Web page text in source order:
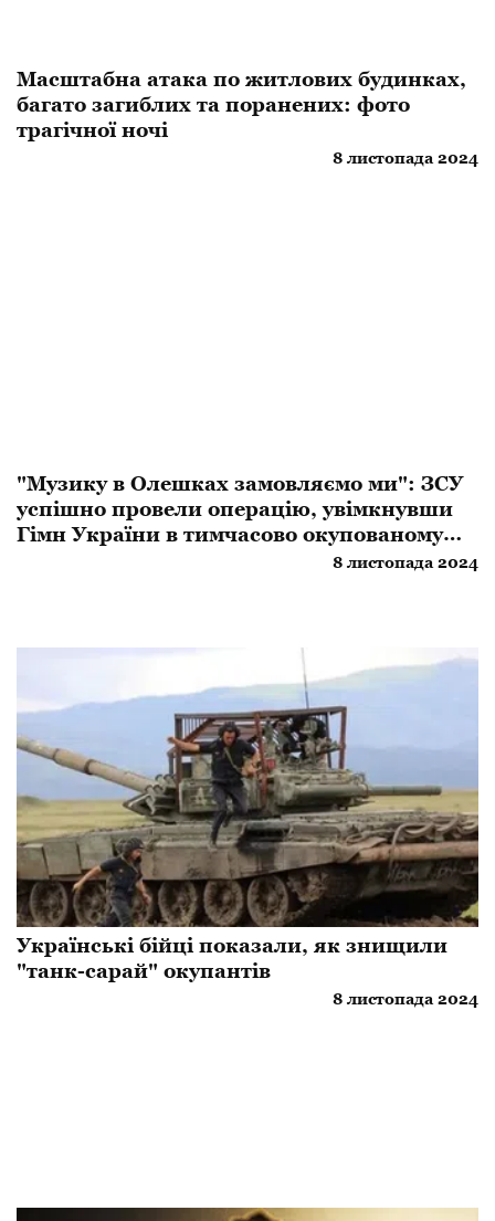
Масштабна атака по житлових будинках,
багато загиблих та поранених: фото
трагічної ночі
8 листопада 2024
​"Музику в Олешках замовляємо ми": ЗСУ
успішно провели операцію, увімкнувши
Гімн України в тимчасово окупованому
8 листопада 2024
Українські бійці показали, як знищили
"танк-сарай" окупантів
8 листопада 2024